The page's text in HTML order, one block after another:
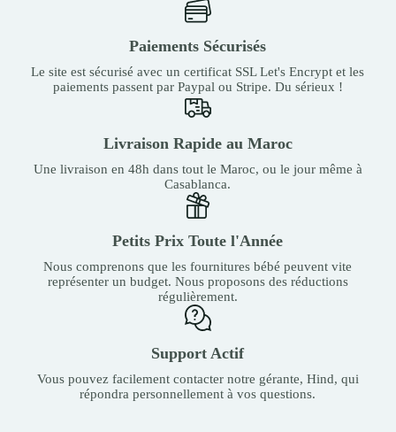
Paiements Sécurisés
Le site est sécurisé avec un certificat SSL Let's Encrypt et les
paiements passent par Paypal ou Stripe. Du sérieux !
Livraison Rapide au Maroc
Une livraison en 48h dans tout le Maroc, ou le jour même à
Casablanca.
Petits Prix Toute l'Année
Nous comprenons que les fournitures bébé peuvent vite
représenter un budget. Nous proposons des réductions
régulièrement.
Support Actif
Vous pouvez facilement contacter notre gérante, Hind, qui
répondra personnellement à vos questions.